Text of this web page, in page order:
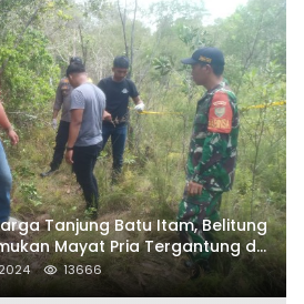
Tanjung Batu Itam, Belitung
Mayat Pria Tergantung di
13666